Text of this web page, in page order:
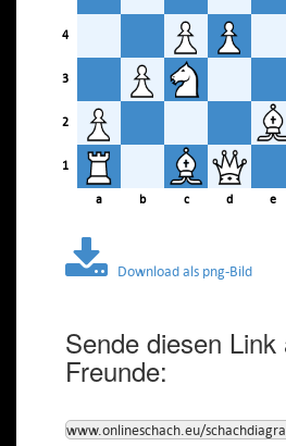
4
3
2
1
a b c d e
Download als png-Bild
Sende diesen Link
Freunde:
www.onlineschach.eu/